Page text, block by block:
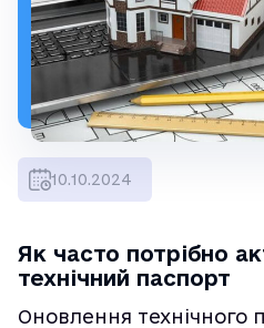
10.10.2024
Як часто потрібно
технічний паспорт
Оновлення технічного